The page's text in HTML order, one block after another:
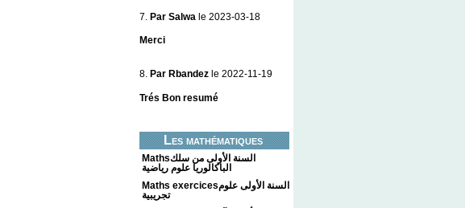
7. Par Salwa le 2023-03-18
Merci
8. Par Rbandez le 2022-11-19
Trés Bon resumé
Les mathématiques
Mathsالسنة الأولى من سلك
الباكالوريا علوم رياضية
Maths exercicesالسنة الأولى علوم
تجريبية